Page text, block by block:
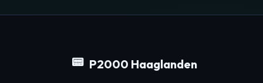
📟 P2000 Haaglanden